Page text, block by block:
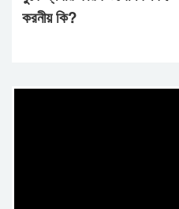
করনীয় কি?